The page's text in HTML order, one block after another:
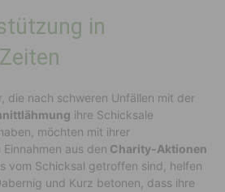
in
die nach schweren Unfällen mit der
ihre Schicksale
möchten mit ihrer
aus den Charity-Aktionen
vom Schicksal getroffen sind, helfen
und Kurz betonen, dass ihre